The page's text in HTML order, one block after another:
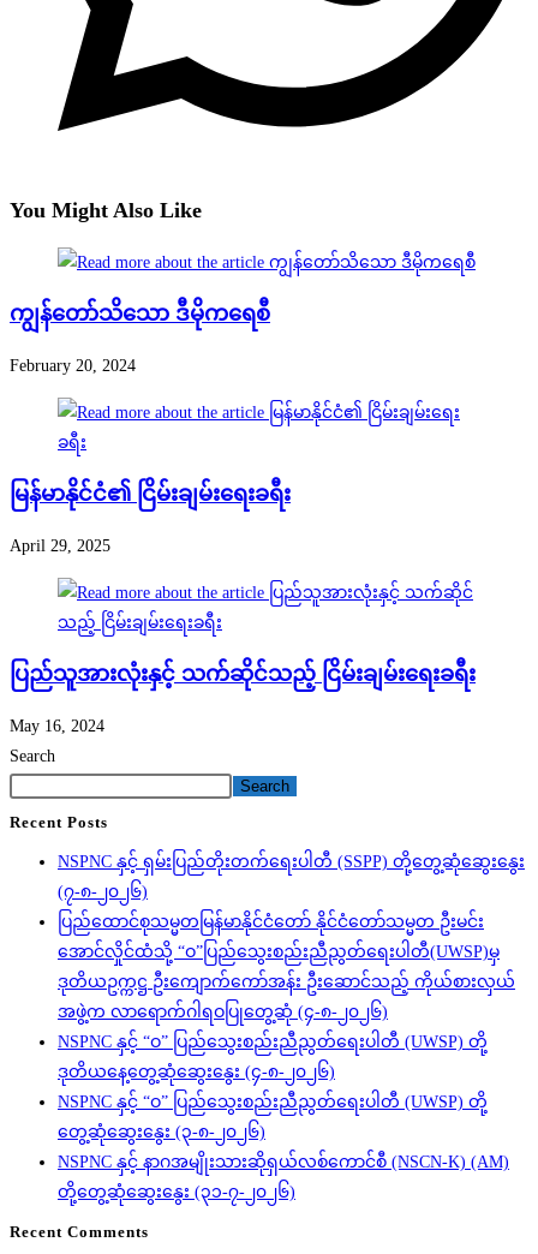
You Might Also Like
ကျွန်တော်သိသော ဒီမိုကရေစီ
February 20, 2024
မြန်မာနိုင်ငံ၏ ငြိမ်းချမ်းရေးခရီး
April 29, 2025
ပြည်သူအားလုံးနှင့် သက်ဆိုင်သည့် ငြိမ်းချမ်းရေးခရီး
May 16, 2024
Search
Search
Recent Posts
NSPNC နှင့် ရှမ်းပြည်တိုးတက်ရေးပါတီ (SSPP) တို့တွေ့ဆုံဆွေးနွေး
(၇-၈-၂၀၂၆)
ပြည်ထောင်စုသမ္မတမြန်မာနိုင်ငံတော် နိုင်ငံတော်သမ္မတ ဦးမင်း
အောင်လှိုင်ထံသို့ “ဝ”ပြည်သွေးစည်းညီညွတ်ရေးပါတီ(UWSP)မှ
ဒုတိယဥက္ကဋ္ဌ ဦးကျောက်ကော်အန်း ဦးဆောင်သည့် ကိုယ်စားလှယ်
အဖွဲ့က လာရောက်ဂါရဝပြုတွေ့ဆုံ (၄-၈-၂၀၂၆)
NSPNC နှင့် “ဝ” ပြည်သွေးစည်းညီညွတ်ရေးပါတီ (UWSP) တို့
ဒုတိယနေ့တွေ့ဆုံဆွေးနွေး (၄-၈-၂၀၂၆)
NSPNC နှင့် “ဝ” ပြည်သွေးစည်းညီညွတ်ရေးပါတီ (UWSP) တို့
တွေ့ဆုံဆွေးနွေး (၃-၈-၂၀၂၆)
NSPNC နှင့် နာဂအမျိုးသားဆိုရှယ်လစ်ကောင်စီ (NSCN-K) (AM)
တို့တွေ့ဆုံဆွေးနွေး (၃၁-၇-၂၀၂၆)
Recent Comments